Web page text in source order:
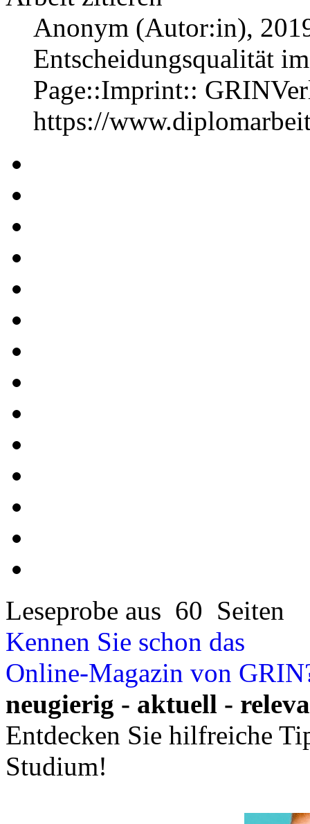
Anonym (Autor:in),
Entscheidungsqualität
Page::Imprint::
https://
Leseprobe aus 60 Seiten
Kennen Sie schon das
Online-Magazin von
neugierig - aktuell -
Entdecken Sie hilfreiche
Studium!